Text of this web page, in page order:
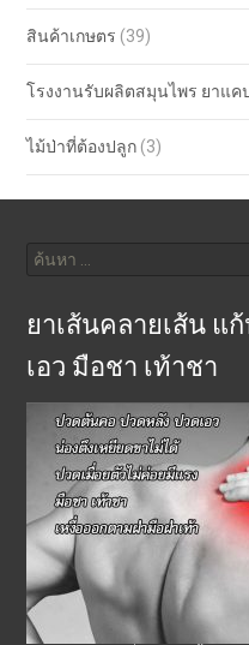
สินค้าเกษตร (39)
โรงงานรับผลิตสมุนไพร ยาแ
ไม้ป่าที่ต้องปลูก (3)
สำหรับ:
ยาเส้นคลายเส้น แ
เอว มือชา เท้าชา